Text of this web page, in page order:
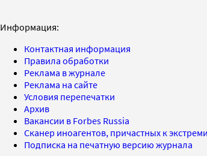
Информация:
Контактная информация
Правила обработки
Реклама в журнале
Реклама на сайте
Условия перепечатки
Архив
Вакансии в Forbes Russia
Сканер иноагентов, причастных к
Подписка на печатную версию журнала